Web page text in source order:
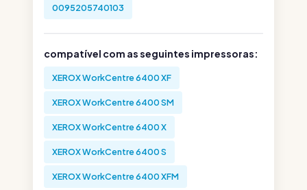
0095205740103
compatível com as seguintes impressoras:
XEROX WorkCentre 6400 XF
XEROX WorkCentre 6400 SM
XEROX WorkCentre 6400 X
XEROX WorkCentre 6400 S
XEROX WorkCentre 6400 XFM